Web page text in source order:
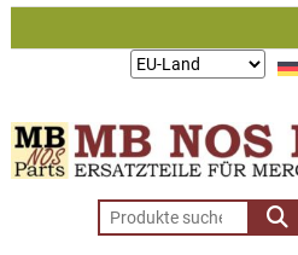
Zum
Lieferung
Suchen
nach: